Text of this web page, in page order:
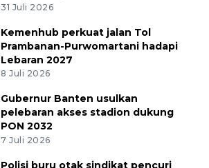
31 Juli 2026
Kemenhub perkuat jalan Tol
Prambanan-Purwomartani hadapi
Lebaran 2027
8 Juli 2026
Gubernur Banten usulkan
pelebaran akses stadion dukung
PON 2032
7 Juli 2026
Polisi buru otak sindikat pencuri